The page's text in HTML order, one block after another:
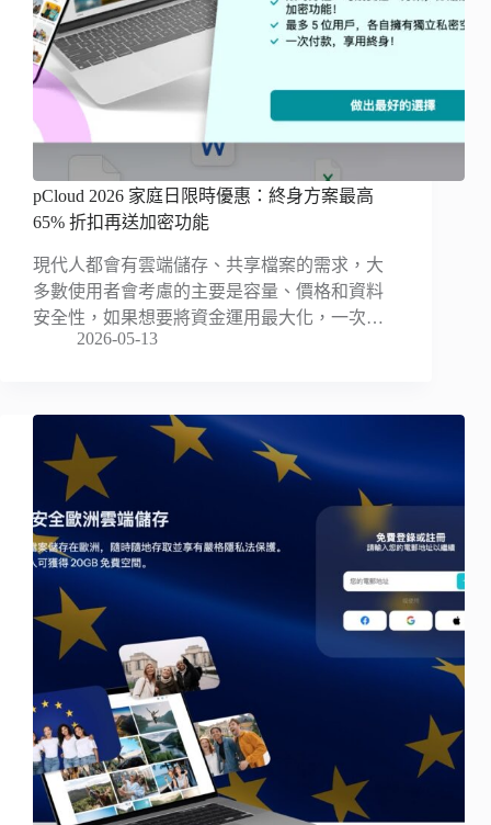
pCloud 2026 家庭日限時優惠：終身方案最高
65% 折扣再送加密功能
現代人都會有雲端儲存、共享檔案的需求，大
多數使用者會考慮的主要是容量、價格和資料
安全性，如果想要將資金運用最大化，一次…
2026-05-13